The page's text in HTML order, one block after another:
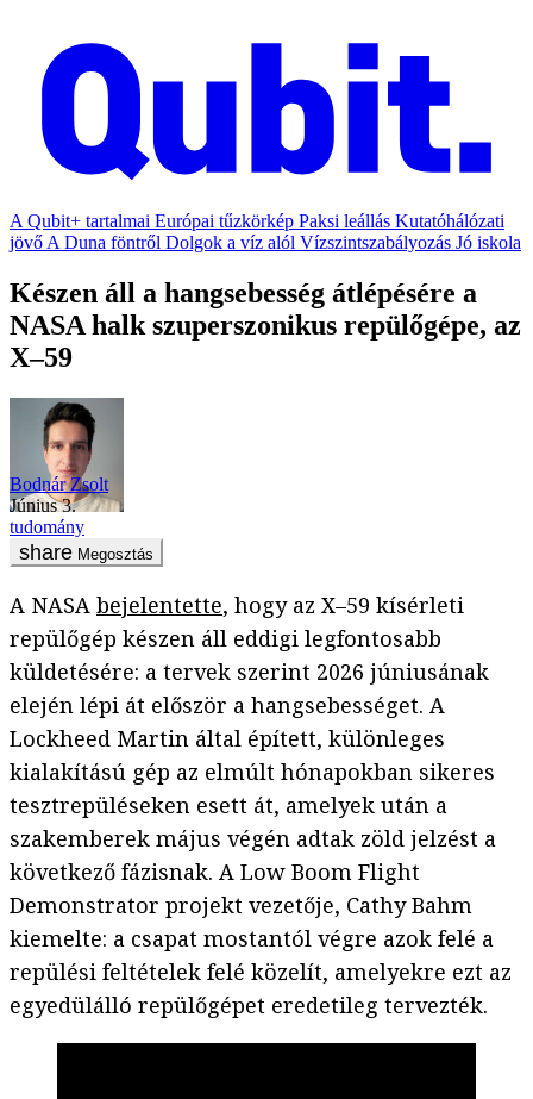
A Qubit+ tartalmai Európai tűzkörkép Paksi leállás Kutatóhálózati
jövő A Duna föntről Dolgok a víz alól Vízszintszabályozás Jó iskola
Készen áll a hangsebesség átlépésére a
NASA halk szuperszonikus repülőgépe, az
X–59
Bodnár Zsolt
június 3.
tudomány
Megosztás
A NASA bejelentette, hogy az X–59 kísérleti
repülőgép készen áll eddigi legfontosabb
küldetésére: a tervek szerint 2026 júniusának
elején lépi át először a hangsebességet. A
Lockheed Martin által épített, különleges
kialakítású gép az elmúlt hónapokban sikeres
tesztrepüléseken esett át, amelyek után a
szakemberek május végén adtak zöld jelzést a
következő fázisnak. A Low Boom Flight
Demonstrator projekt vezetője, Cathy Bahm
kiemelte: a csapat mostantól végre azok felé a
repülési feltételek felé közelít, amelyekre ezt az
egyedülálló repülőgépet eredetileg tervezték.